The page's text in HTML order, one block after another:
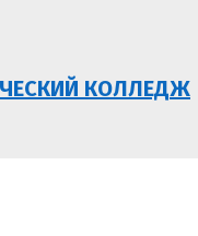
КОЛЛЕДЖ